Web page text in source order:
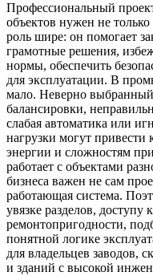
Профессиональный
объектов нужен не
роль шире: он помогает
грамотные решения,
нормы, обеспечить
для эксплуатации. В
мало. Неверно
балансировки,
слабая автоматика или
нагрузки могут
энергии и сложностям
работает с объектами
бизнеса важен не сам
работающая система.
увязке разделов, доступу
ремонтопригодности,
понятной логике
для владельцев заводов,
и зданий с высокой